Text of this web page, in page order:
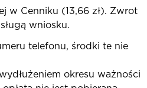
w Cenniku (13,66 zł). Zwrot
wniosku.
telefonu, środki te nie
okresu ważności